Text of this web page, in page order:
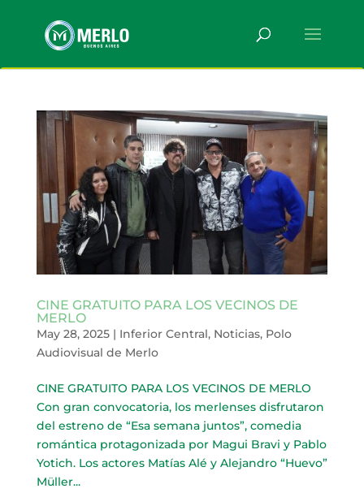
CINE GRATUITO PARA LOS VECINOS DE
MERLO
May 28, 2025| Inferior Central, Noticias, Polo
Audiovisual de Merlo
CINE GRATUITO PARA LOS VECINOS DE MERLO
Con gran convocatoria, los merlenses disfrutaron
del estreno de “Esa semana juntos”, comedia
romántica protagonizada por Magui Bravi y Pablo
Yotich. Los actores Matías Alé y Alejandro “Huevo”
Müller...